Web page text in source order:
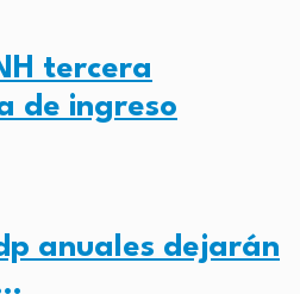
tercera
de ingreso
anuales dejarán